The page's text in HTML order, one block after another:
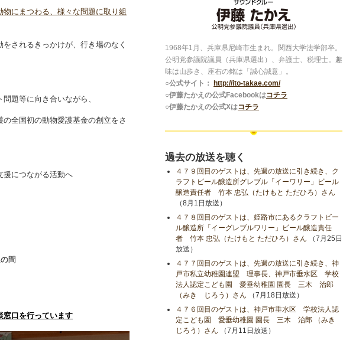
にまつわる、様々な問題に取り組
されるきっかけが、行き場のなく
題等に向き合いながら、
全国初の動物愛護基金の創立をさ
援につながる活動へ
間
窓口を行っています
1968年1月、兵庫県尼崎市生まれ。関西大学法学部卒。
公明党参議院議員（兵庫県選出）、弁護士、税理士。趣
味は山歩き、座右の銘は「誠心誠意」。
○公式サイト：
http://ito-takae.com/
○伊藤たかえの公式Facebookはコチラ
○伊藤たかえの公式Xはコチラ
過去の放送を聴く
４７９回目のゲストは、先週の放送に引き続き、ク
ラフトビール醸造所グレブル「イーワリー」ビール
醸造責任者 竹本 忠弘（たけもと ただひろ）さん
（8月1日放送）
４７８回目のゲストは、姫路市にあるクラフトビー
ル醸造所「イーグレブルワリー」ビール醸造責任
者 竹本 忠弘（たけもと ただひろ）さん （7月25日
放送）
４７７回目のゲストは、先週の放送に引き続き、神
戸市私立幼稚園連盟 理事長、神戸市垂水区 学校
法人認定こども園 愛垂幼稚園 園長 三木 治郎
（みき じろう）さん （7月18日放送）
４７６回目のゲストは、神戸市垂水区 学校法人認
定こども園 愛垂幼稚園 園長 三木 治郎 （みき
じろう）さん （7月11日放送）